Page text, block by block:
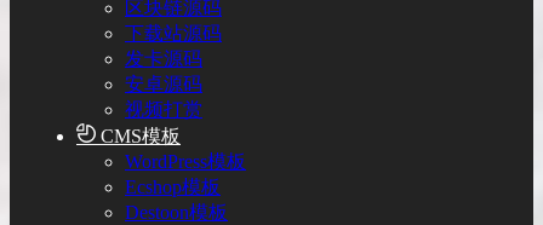
区块链源码
下载站源码
发卡源码
安卓源码
视频打赏
CMS模板
WordPress模板
Ecshop模板
Destoon模板